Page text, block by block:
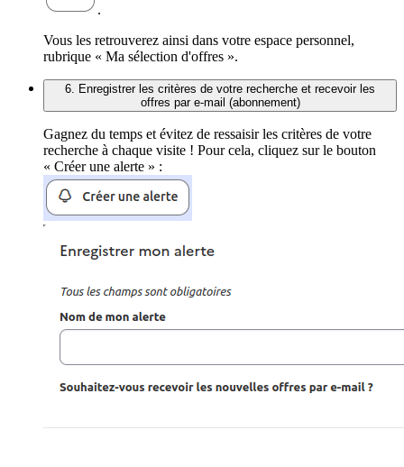
.
Vous les retrouverez ainsi dans votre espace personnel,
rubrique « Ma sélection d'offres ».
6. Enregistrer les critères de votre recherche et recevoir les
offres par e-mail (abonnement)
Gagnez du temps et évitez de ressaisir les critères de votre
recherche à chaque visite ! Pour cela, cliquez sur le bouton
« Créer une alerte » :